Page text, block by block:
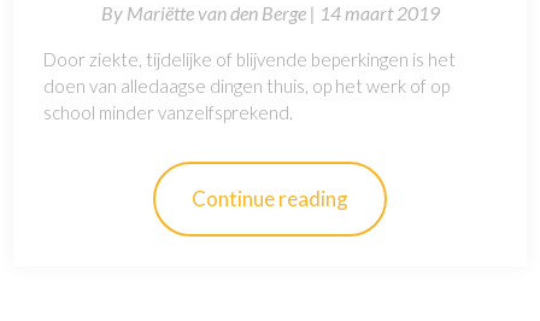
By Mariëtte van den Berge | 14 maart 2019
Door ziekte, tijdelijke of blijvende beperkingen is het
doen van alledaagse dingen thuis, op het werk of op
school minder vanzelfsprekend.
Continue reading